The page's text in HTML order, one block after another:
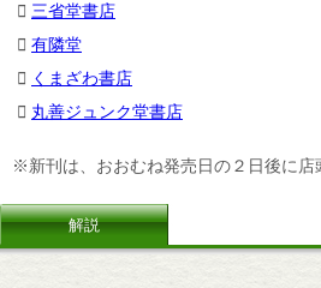
三省堂書店
有隣堂
くまざわ書店
丸善ジュンク堂書店
※新刊は、おおむね発売日の２日後に店
解説